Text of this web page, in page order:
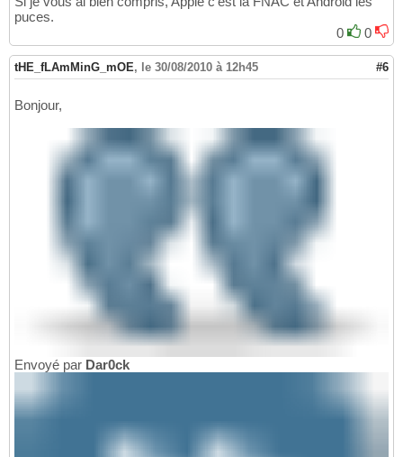
puces.
0
0
tHE_fLAmMinG_mOE, le 30/08/2010 à 12h45 #6
Bonjour,
Envoyé par Dar0ck